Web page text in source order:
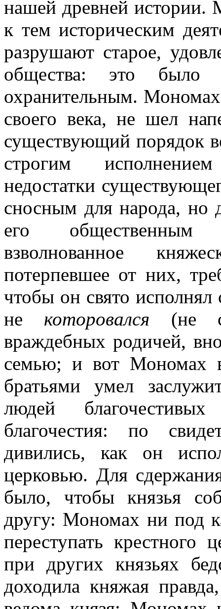
нашей древней истории.
к тем историческим
разрушают старое,
общества: это было
охранительным.
своего века, не шел
существующий порядок
строгим
недостатки
сносным для народа, но
его общественным
взволнованное
потерпевшее от них,
чтобы он свято исполнял
не которовался (не
враждебных родичей,
семью; и вот Мономах
братьями умел
людей
благочестия: по
дивились, как он
церковью. Для
было, чтобы князья
другу: Мономах ни под
переступать крестного
при других князьях
доходила княжая